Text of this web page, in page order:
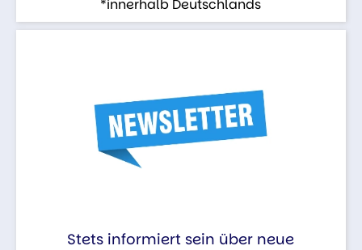
*innerhalb Deutschlands
Stets informiert sein über neue